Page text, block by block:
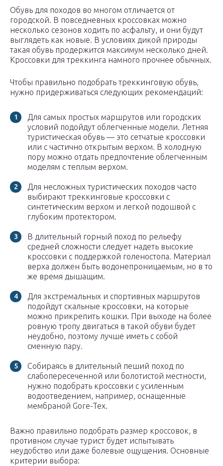
Обувь для походов во многом отличается от
городской. В повседневных кроссовках можно
несколько сезонов ходить по асфальту, и они будут
выглядеть как новые. В условиях дикой природы
такая обувь продержится максимум несколько дней.
Кроссовки для треккинга намного прочнее обычных.
Чтобы правильно подобрать треккинговую обувь,
нужно придерживаться следующих рекомендаций:
Для самых простых маршрутов или городских
условий подойдут облегченные модели. Летняя
туристическая обувь — это сетчатые кроссовки
или с частично открытым верхом. В холодную
пору можно отдать предпочтение облегченным
моделям с теплым верхом.
Для несложных туристических походов часто
выбирают треккинговые кроссовки с
синтетическим верхом и легкой подошвой с
глубоким протектором.
В длительный горный поход по рельефу
средней сложности следует надеть высокие
кроссовки с поддержкой голеностопа. Материал
верха должен быть водонепроницаемым, но в то
же время дышащим.
Для экстремальных и спортивных маршрутов
подойдут скальные кроссовки, на которые
можно прикрепить кошки. При выходе на более
ровную тропу двигаться в такой обуви будет
неудобно, поэтому лучше иметь с собой
сменную пару.
Собираясь в длительный пеший поход по
слабопересеченной или болотистой местности,
нужно подобрать кроссовки с усиленным
водоотведением, например, оснащенные
мембраной Gore-Tex.
Важно правильно подобрать размер кроссовок, в
противном случае турист будет испытывать
неудобство или даже болевые ощущения. Основные
критерии выбора: